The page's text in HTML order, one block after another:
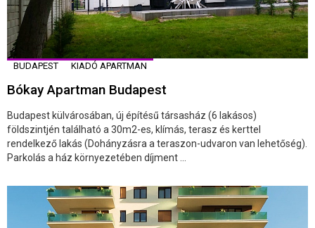
BUDAPEST KIADÓ APARTMAN
Bókay Apartman Budapest
Budapest külvárosában, új építésű társasház (6 lakásos)
földszintjén található a 30m2-es, klímás, terasz és kerttel
rendelkező lakás (Dohányzásra a teraszon-udvaron van lehetőség).
Parkolás a ház környezetében díjment ...